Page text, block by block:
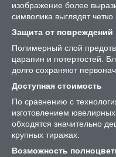
изображение более
символика выглядят
Защита от повреждений
Полимерный слой
царапин и потертостей.
долго сохраняют
Доступная стоимость
По сравнению с
изготовлением
обходятся значительно
крупных тиражах.
Возможность